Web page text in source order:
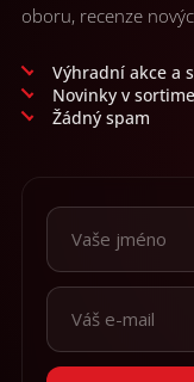
oboru, recenze
Výhradní akce a
Novinky v
Žádný spam